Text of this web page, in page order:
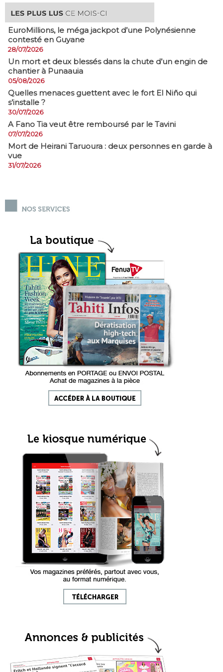
EuroMillions, ​le méga jackpot d’une Polynésienne
contesté en Guyane
28/07/2026
​Un mort et deux blessés dans la chute d’un engin de
chantier à Punaauia
05/08/2026
Quelles menaces guettent avec le fort El Niño qui
s’installe ?
30/07/2026
A Fano Tia veut être remboursé par le Tavini
07/07/2026
Mort de Heirani Taruoura : deux personnes en garde à
vue
31/07/2026